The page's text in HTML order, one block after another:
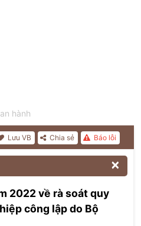
hành
Báo lỗi
Chia sẻ
Lưu VB

2022 về rà soát quy
công lập do Bộ